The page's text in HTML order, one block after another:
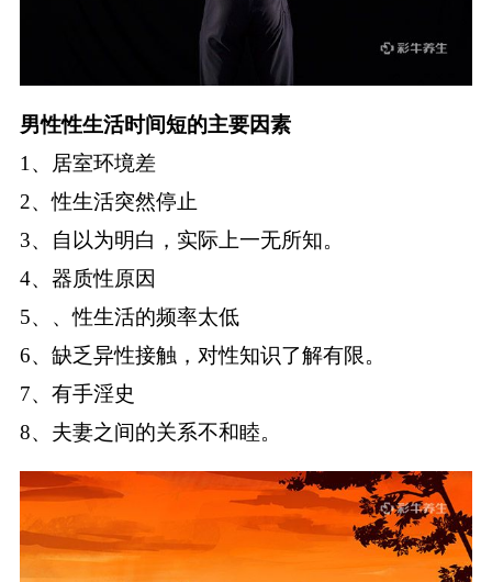
男性性生活时间短的主要因素
1、居室环境差
2、性生活突然停止
3、自以为明白，实际上一无所知。
4、器质性原因
5、、性生活的频率太低
6、缺乏异性接触，对性知识了解有限。
7、有手淫史
8、夫妻之间的关系不和睦。